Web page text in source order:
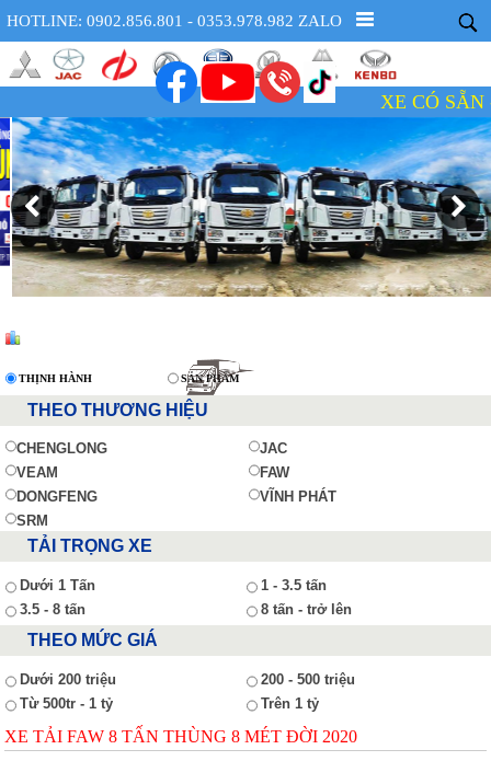
HOTLINE: 0902.856.801 - 0353.978.982 ZALO
XE CÓ SẴN - GIÁ
THỊNH HÀNH SẢN PHẨM
THEO THƯƠNG HIỆU
CHENGLONG
JAC
VEAM
FAW
DONGFENG
VĨNH PHÁT
SRM
TẢI TRỌNG XE
Dưới 1 Tấn
1 - 3.5 tấn
3.5 - 8 tấn
8 tấn - trở lên
THEO MỨC GIÁ
Dưới 200 triệu
200 - 500 triệu
Từ 500tr - 1 tỷ
Trên 1 tỷ
XE TẢI FAW 8 TẤN THÙNG 8 MÉT ĐỜI 2020